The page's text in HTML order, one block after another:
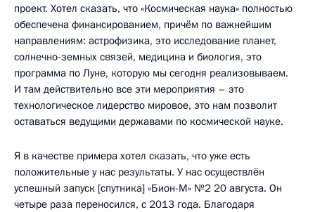
проект. Хотел сказать, что «Космическая наука» полностью
обеспечена финансированием, причём по важнейшим
направлениям: астрофизика, это исследование планет,
солнечно-земных связей, медицина и биология, это
программа по Луне, которую мы сегодня реализовываем.
И там действительно все эти мероприятия – это
технологическое лидерство мировое, это нам позволит
оставаться ведущими державами по космической науке.
Я в качестве примера хотел сказать, что уже есть
положительные у нас результаты. У нас осуществлён
успешный запуск [спутника] «Бион-М» №2 20 августа. Он
четыре раза переносился, с 2013 года. Благодаря